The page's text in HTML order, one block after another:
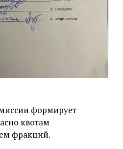
формирует
квотам
фракций.